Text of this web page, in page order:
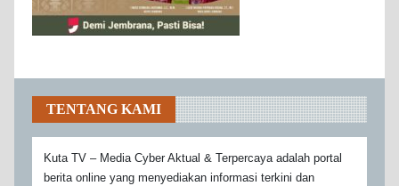
TENTANG KAMI
Kuta TV – Media Cyber Aktual & Terpercaya adalah portal
berita online yang menyediakan informasi terkini dan